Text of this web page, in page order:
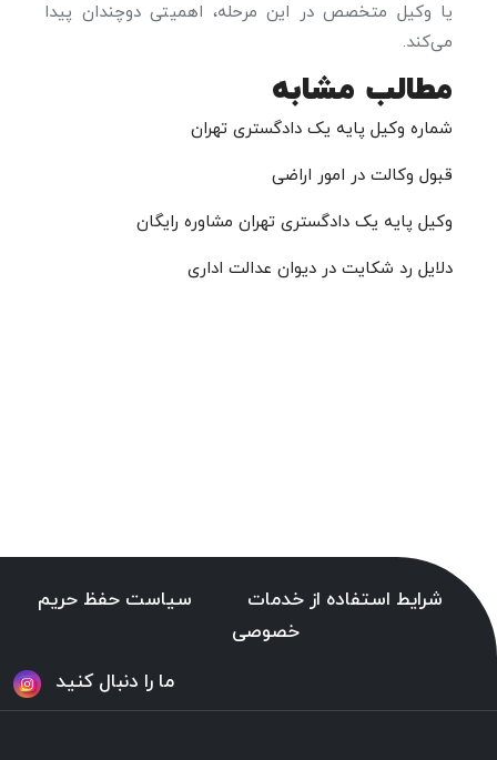
یا وکیل متخصص در این مرحله، اهمیتی دوچندان پیدا
می‌کند.
مطالب مشابه
شماره وکیل پایه یک دادگستری تهران
قبول وکالت در امور اراضی
وکیل پایه یک دادگستری تهران مشاوره رایگان
دلایل رد شکایت در دیوان عدالت اداری
شرایط استفاده از خدمات
سیاست حفظ حریم
خصوصی
ما را دنبال کنید